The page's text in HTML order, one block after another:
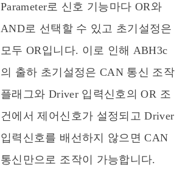
Parameter로 신호 기능마다 OR와
AND로 선택할 수 있고 초기설정은
모두 OR입니다. 이로 인해 ABH3c
의 출하 초기설정은 CAN 통신 조작
플래그와 Driver 입력신호의 OR 조
건에서 제어신호가 설정되고 Driver
입력신호를 배선하지 않으면 CAN
통신만으로 조작이 가능합니다.